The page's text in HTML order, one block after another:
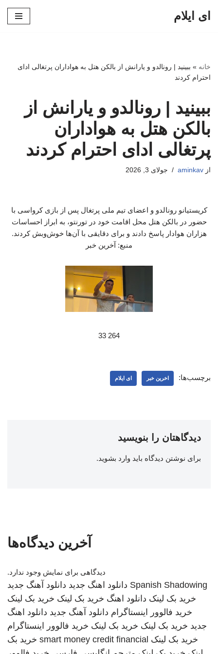
ای ایلام
خانه » ببینید | رونالدو و یارانش از بالکن هتل به هواداران پرتغالی ادای
احترام کردند
ببینید | رونالدو و یارانش از
بالکن هتل به هواداران
پرتغالی ادای احترام کردند
از aminkav جولای 3, 2026
کریستیانو رونالدو و اعضای تیم ملی پرتغال پس از بازی کرواسی با
حضور در بالکن هتل محل اقامت خود در تورنتو، به ابراز احساسات
هزاران هوادار پاسخ دادند و برای دقایقی با آن‌ها خوش‌وبش کردند.
منبع: آخرین خبر
264 33
برچسب‌ها: اخرین خبر ای ایلام
دیدگاهتان را بنویسید
برای نوشتن دیدگاه باید وارد بشوید.
آخرین دیدگاه‌ها
دیدگاهی برای نمایش وجود ندارد.
Spanish Shadowing دانلود اهنگ جدید دانلود آهنگ جدید
خرید بک لینک دانلود اهنگ خرید بک لینک خرید بک لینک
خرید فالوور اینستاگرام دانلود آهنگ جدید دانلود اهنگ
جدید خرید بک لینک خرید بک لینک خرید فالوور اینستاگرام
خرید بک لینک smart money credit financial خرید بک